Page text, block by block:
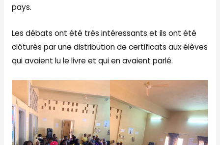
pays.
Les débats ont été très intéressants et ils ont été
clôturés par une distribution de certificats aux élèves
qui avaient lu le livre et qui en avaient parlé.